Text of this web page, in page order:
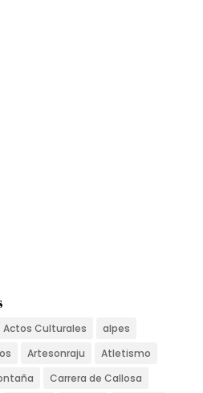
Actos Culturales
alpes
Artesonraju
Atletismo
Carrera de Callosa